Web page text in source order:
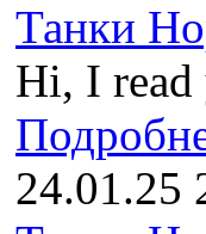
Танки
Hi, I read
24.01.25